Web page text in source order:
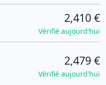
2,410 €
Vérifié aujourd'hui
2,479 €
Vérifié aujourd'hui